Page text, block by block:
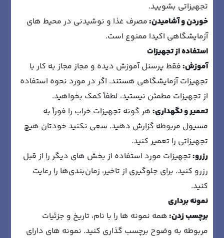
تجهیزاتی بشویید.
خوردن و آشامیدن:مصرف غذا و نوشیدنی در محیط های
آزمایشگاهی اکیدا ممنوع است.
استفاده از تجهیزات
آموزش:فقط پرسنل آموزش دیده و مجاز مجاز به کار با
تجهیزات آزمایشگاهی هستند. اگر در مورد نحوه استفاده
از تجهیزات مطمئن نیستید، لطفاً کمک بخواهید.
تعمیر و نگهداری:هر گونه تجهیزات خراب را فوراً به
مسیول مربوطه گزارش دهید. سعی نکنید خودتان هیچ
تجهیزاتی را تعمیر کنید.
رزرو:تجهیزات مورد استفاده از بخش های دیگر را از قبل
رزرو کنید. برای جلوگیری از تاخیر، زمان‌بندی‌ها را رعایت
کنید.
نمونه برداری
برچسب زدن:همه نمونه ها را با نام، تاریخ و جزئیات
مربوطه به وضوح برچسب گذاری کنید. نمونه های دارای